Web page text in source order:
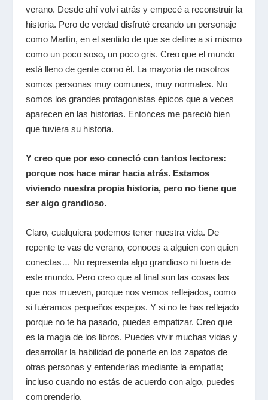
verano. Desde ahí volví atrás y empecé a reconstruir la
historia. Pero de verdad disfruté creando un personaje
como Martín, en el sentido de que se define a sí mismo
como un poco soso, un poco gris. Creo que el mundo
está lleno de gente como él. La mayoría de nosotros
somos personas muy comunes, muy normales. No
somos los grandes protagonistas épicos que a veces
aparecen en las historias. Entonces me pareció bien
que tuviera su historia.
Y creo que por eso conectó con tantos lectores:
porque nos hace mirar hacia atrás. Estamos
viviendo nuestra propia historia, pero no tiene que
ser algo grandioso.
Claro, cualquiera podemos tener nuestra vida. De
repente te vas de verano, conoces a alguien con quien
conectas… No representa algo grandioso ni fuera de
este mundo. Pero creo que al final son las cosas las
que nos mueven, porque nos vemos reflejados, como
si fuéramos pequeños espejos. Y si no te has reflejado
porque no te ha pasado, puedes empatizar. Creo que
es la magia de los libros. Puedes vivir muchas vidas y
desarrollar la habilidad de ponerte en los zapatos de
otras personas y entenderlas mediante la empatía;
incluso cuando no estás de acuerdo con algo, puedes
comprenderlo.